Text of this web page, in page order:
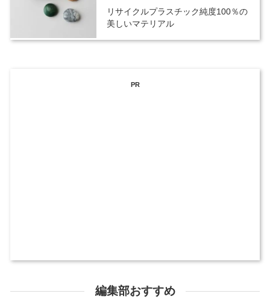
リサイクルプラスチック純度100％の
美しいマテリアル
PR
編集部おすすめ